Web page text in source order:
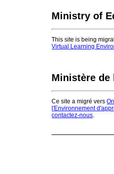
Ministry of
This site is being
Virtual Learning
Ministère de
Ce site a migré vers
l'Environnement
contactez-nous